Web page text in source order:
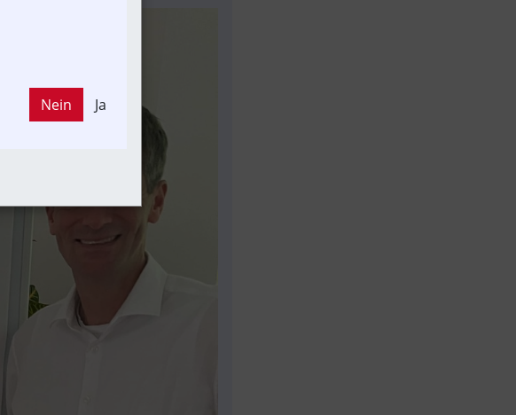
Nein Ja